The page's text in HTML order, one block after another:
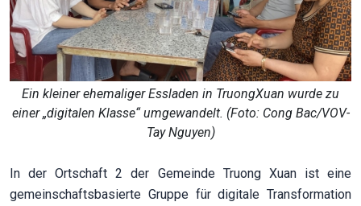
Ein kleiner ehemaliger Essladen in TruongXuan wurde zu
einer „digitalen Klasse“ umgewandelt. (Foto: Cong Bac/VOV-
Tay Nguyen)
In der Ortschaft 2 der Gemeinde Truong Xuan ist eine
gemeinschaftsbasierte Gruppe für digitale Transformation